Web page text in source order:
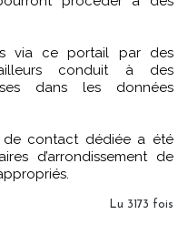
via ce portail par des
conduit à des
dans les données
de contact dédiée a été
d’arrondissement de
Lu 3173 fois